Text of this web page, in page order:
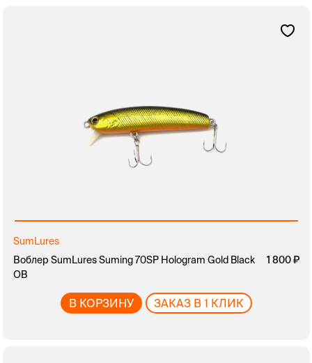
SumLures
Воблер SumLures Suming 70SP Hologram Gold Black
OB
1 800
В КОРЗИНУ ЗАКАЗ В 1 КЛИК